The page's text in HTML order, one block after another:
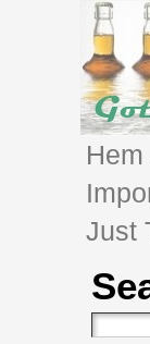
Hem
Just